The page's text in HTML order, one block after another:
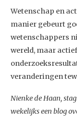
Wetenschap en
manier gebeurt
wetenschappers
wereld, maar
veranderingen
Nienke de Haan,
wekelijks een blog